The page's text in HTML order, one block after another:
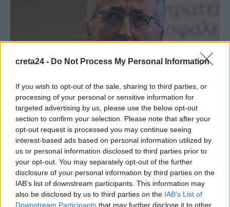
creta24 - Do Not Process My Personal Information
If you wish to opt-out of the sale, sharing to third parties, or
processing of your personal or sensitive information for
targeted advertising by us, please use the below opt-out
section to confirm your selection. Please note that after your
opt-out request is processed you may continue seeing
interest-based ads based on personal information utilized by
us or personal information disclosed to third parties prior to
your opt-out. You may separately opt-out of the further
disclosure of your personal information by third parties on the
IAB’s list of downstream participants. This information may
also be disclosed by us to third parties on the IAB’s List of
Downstream Participants that may further disclose it to other
ΚΟΙΝΩΝΙΑ
Υπόθεση Παναγόπουλου: Στο μικροσκόπιο
η διαδρομή του χρήματος
Φως στις «σκοτεινές διαδρομές» των εκατομμυρίων ευρώ από
εθνικές και ευρωπαϊκές επιδοτήσεις που διαχειρίστηκε η ΓΣΕΕ τα
τελευταία χρόνια, αποσκοπεί…
Newsroom 8 Φεβρουαρίου, 2026